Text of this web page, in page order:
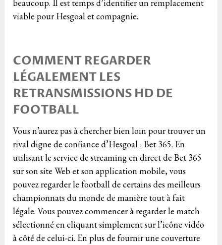
beaucoup. Il est temps d’identifier un remplacement
viable pour Hesgoal et compagnie.
COMMENT REGARDER
LÉGALEMENT LES
RETRANSMISSIONS HD DE
FOOTBALL
Vous n’aurez pas à chercher bien loin pour trouver un
rival digne de confiance d’Hesgoal : Bet 365. En
utilisant le service de streaming en direct de Bet 365
sur son site Web et son application mobile, vous
pouvez regarder le football de certains des meilleurs
championnats du monde de manière tout à fait
légale. Vous pouvez commencer à regarder le match
sélectionné en cliquant simplement sur l’icône vidéo
à côté de celui-ci. En plus de fournir une couverture